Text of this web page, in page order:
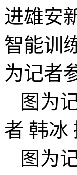
进雄安
智能训
为记者
图为
者 韩冰
图为